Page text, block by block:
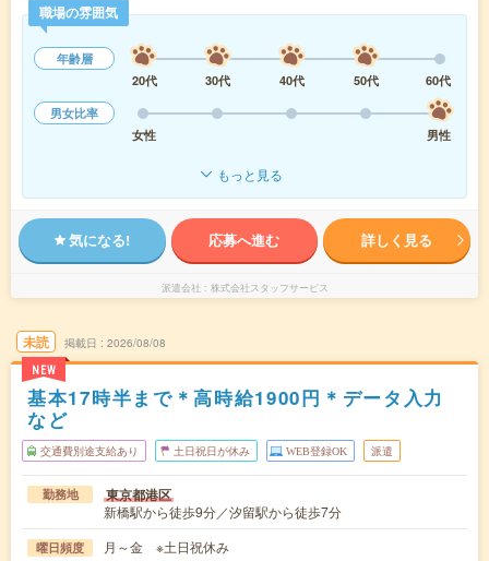
職場の雰囲気
年齢層
20代
30代 40代 50代
60代
男女比率
女性
男性
もっと見る
気になる! 応募へ進む 詳しく見る
派遣会社 株式会社スタッフサービス
未読
NEW
掲載日 2026/08/08
基本17時半まで＊高時給1900円＊データ入力
など
交通費別途支給あり 土日祝日が休み WEB登録OK 派遣
勤務地 東京都港区
新橋駅から徒歩9分／汐留駅から徒歩7分
曜日頻度 月～金 ※土日祝休み